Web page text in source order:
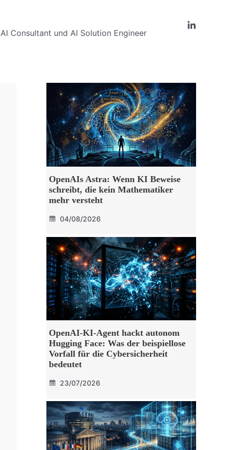
Consultant und AI Solution Engineer
OpenAIs Astra: Wenn KI Beweise
schreibt, die kein Mathematiker
mehr versteht
04/08/2026
OpenAI-KI-Agent hackt autonom
Hugging Face: Was der beispiellose
Vorfall für die Cybersicherheit
bedeutet
23/07/2026